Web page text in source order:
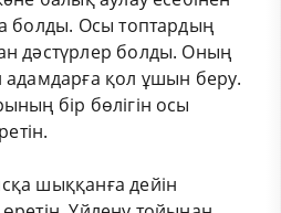
болды. Осы топтардың
дәстүрлер болды. Оның
қол ұшын беру.
бір бөлігін осы
шыққанға дейін